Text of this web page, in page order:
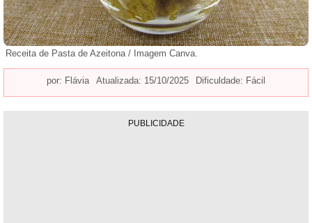
Receita de Pasta de Azeitona / Imagem Canva.
por: Flávia Atualizada: 15/10/2025 Dificuldade: Fácil
PUBLICIDADE